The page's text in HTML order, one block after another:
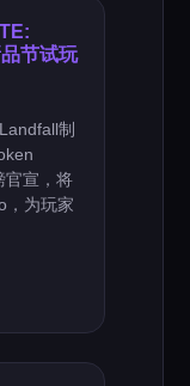
节试玩
制
官宣，将
，为玩家